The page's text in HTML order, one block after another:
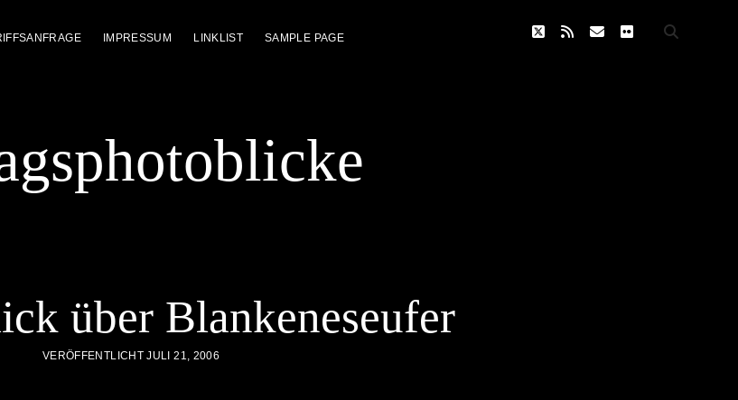
IMPRESSUM LINKLIST SAMPLE PAGE twitterrss emailflickr
über Blankeneseufer
VERÖFFENTLICHT JULI 21, 2006